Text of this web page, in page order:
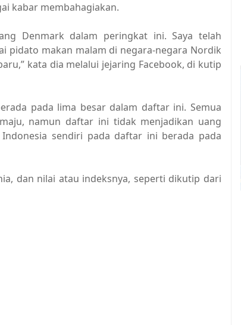
kabar membahagiakan.
Denmark dalam peringkat ini. Saya telah
pidato makan malam di negara-negara Nordik
kata dia melalui jejaring Facebook, di kutip
pada lima besar dalam daftar ini. Semua
namun daftar ini tidak menjadikan uang
sendiri pada daftar ini berada pada
dan nilai atau indeksnya, seperti dikutip dari